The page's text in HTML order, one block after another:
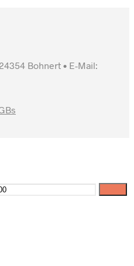
Bohnert • E-Mail: